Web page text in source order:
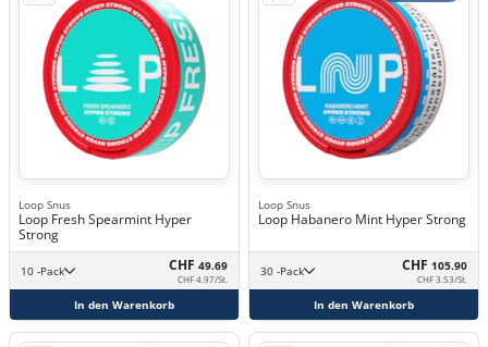
Loop Snus
Loop Fresh Spearmint Hyper
Strong
10 -Pack CHF 49.69
CHF 4.97/St.
In den Warenkorb
Loop Snus
Loop Habanero Mint Hyper Strong
30 -Pack CHF 105.90
CHF 3.53/St.
In den Warenkorb